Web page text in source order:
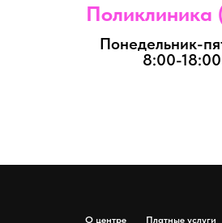
Понедельник-
8:00-18:00
О центре Платные услуги